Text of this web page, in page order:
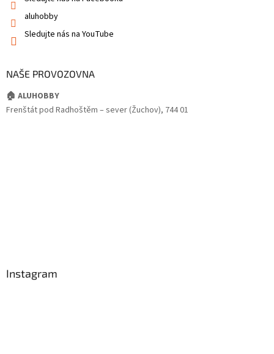
aluhobby
Sledujte nás na YouTube
NAŠE PROVOZOVNA
🏠 ALUHOBBY
Frenštát pod Radhoštěm – sever (Žuchov), 744 01
Instagram